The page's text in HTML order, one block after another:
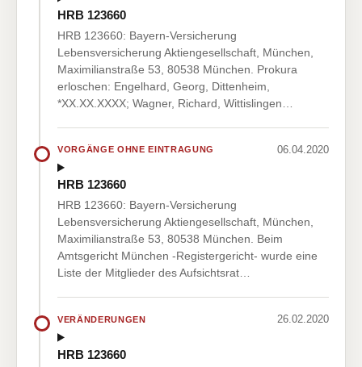
HRB 123660
HRB 123660: Bayern-Versicherung
Lebensversicherung Aktiengesellschaft, München,
Maximilianstraße 53, 80538 München. Prokura
erloschen: Engelhard, Georg, Dittenheim,
*XX.XX.XXXX; Wagner, Richard, Wittislingen…
VORGÄNGE OHNE EINTRAGUNG 06.04.2020
HRB 123660
HRB 123660: Bayern-Versicherung
Lebensversicherung Aktiengesellschaft, München,
Maximilianstraße 53, 80538 München. Beim
Amtsgericht München -Registergericht- wurde eine
Liste der Mitglieder des Aufsichtsrat…
VERÄNDERUNGEN 26.02.2020
HRB 123660